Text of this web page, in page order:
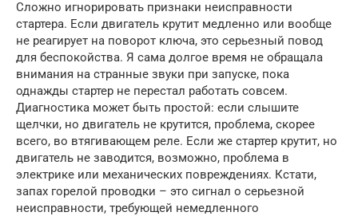
Сложно игнорировать признаки неисправности
стартера. Если двигатель крутит медленно или вообще
не реагирует на поворот ключа, это серьезный повод
для беспокойства. Я сама долгое время не обращала
внимания на странные звуки при запуске, пока
однажды стартер не перестал работать совсем.
Диагностика может быть простой: если слышите
щелчки, но двигатель не крутится, проблема, скорее
всего, во втягивающем реле. Если же стартер крутит, но
двигатель не заводится, возможно, проблема в
электрике или механических повреждениях. Кстати,
запах горелой проводки – это сигнал о серьезной
неисправности, требующей немедленного